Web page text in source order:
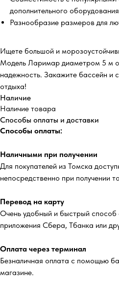
дополнительного оборудования
Разнообразие размеров для
Ищете большой и
Модель Ларимар диаметром 5 м
надежность. Закажите бассейн и
отдыха!
Наличие
Наличие товара
Способы оплаты и доставки
Способы оплаты:
Наличными при получении
Для покупателей из Томска
непосредственно при получении
Перевод на карту
Очень удобный и быстрый способ
приложения Сбера, Тбанка или
Оплата через терминал
Безналичная оплата с помощью
магазине.